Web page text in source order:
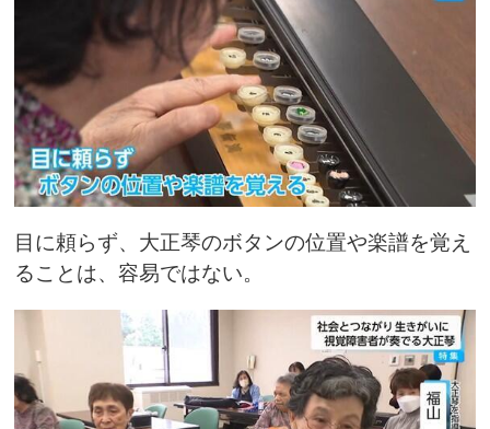
目に頼らず、大正琴のボタンの位置や楽譜を覚え
ることは、容易ではない。